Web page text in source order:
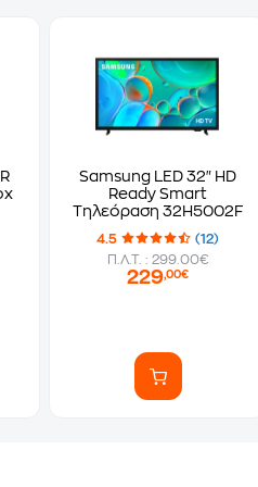
Samsung LED 32" HD
Ready Smart
Τηλεόραση 32H5002F
4.5
(12)
Π.Λ.Τ. : 299.00€
229,00€